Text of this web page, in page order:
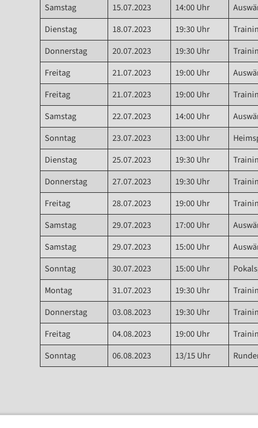
Samstag
15.07.2023 14:00 Uhr
Dienstag
18.07.2023 19:30 Uhr
Donnerstag
20.07.2023 19:30 Uhr
Freitag
21.07.2023 19:00 Uhr
Freitag
21.07.2023 19:00 Uhr
Samstag
22.07.2023 14:00 Uhr
Sonntag
23.07.2023 13:00 Uhr
Dienstag
25.07.2023 19:30 Uhr
Donnerstag
27.07.2023 19:30 Uhr
Freitag
28.07.2023 19:00 Uhr
Samstag
29.07.2023 17:00 Uhr
Samstag
29.07.2023 15:00 Uhr
Sonntag
30.07.2023 15:00 Uhr
Montag
31.07.2023 19:30 Uhr
Donnerstag
03.08.2023 19:30 Uhr
Freitag
04.08.2023 19:00 Uhr
Sonntag
06.08.2023 13/15 Uhr